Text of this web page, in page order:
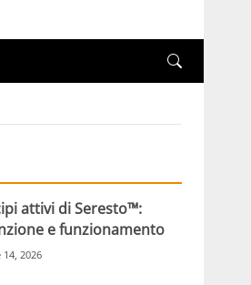
attivi di Seresto™:
e funzionamento
2026